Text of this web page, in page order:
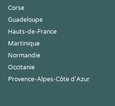
Corse
Guadeloupe
Hauts-de-France
Martinique
Normandie
Occitanie
Provence-Alpes-Côte d'Azur